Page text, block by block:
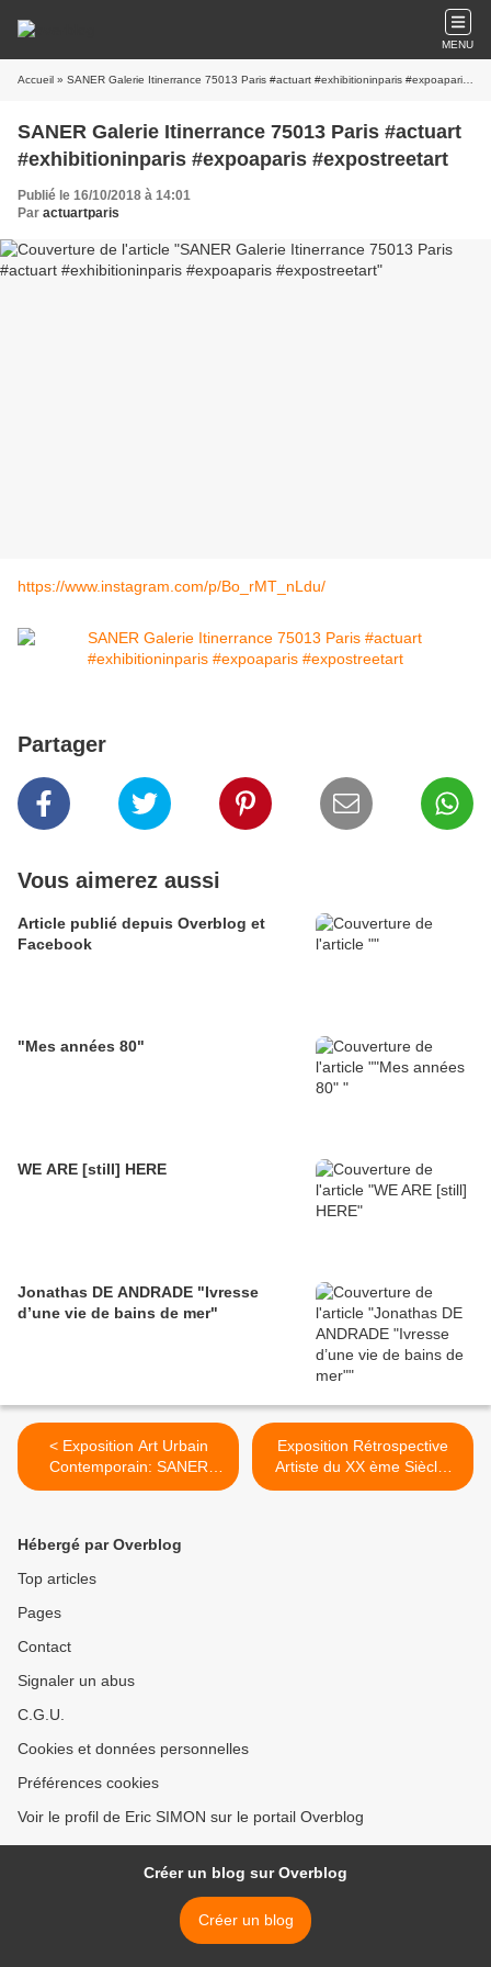
MENU
Accueil » SANER Galerie Itinerrance 75013 Paris #actuart #exhibitioninparis #expoaparis #expostreetart
SANER Galerie Itinerrance 75013 Paris #actuart
#exhibitioninparis #expoaparis #expostreetart
Publié le 16/10/2018 à 14:01
Par actuartparis
https://www.instagram.com/p/Bo_rMT_nLdu/
Partager
Vous aimerez aussi
Article publié depuis Overblog et
Facebook
"Mes années 80"
WE ARE [still] HERE
Jonathas DE ANDRADE "Ivresse
d’une vie de bains de mer"
< Exposition Art Urbain
Contemporain: SANER
“Curanderos del alma”
Exposition Rétrospective
Artiste du XX ème Siècle:
Miró >
Hébergé par Overblog
Top articles
Pages
Contact
Signaler un abus
C.G.U.
Cookies et données personnelles
Préférences cookies
Voir le profil de Eric SIMON sur le portail Overblog
Créer un blog sur Overblog
Créer un blog